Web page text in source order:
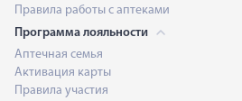
Правила работы с аптеками
Программа лояльности
Аптечная семья
Активация карты
Правила участия